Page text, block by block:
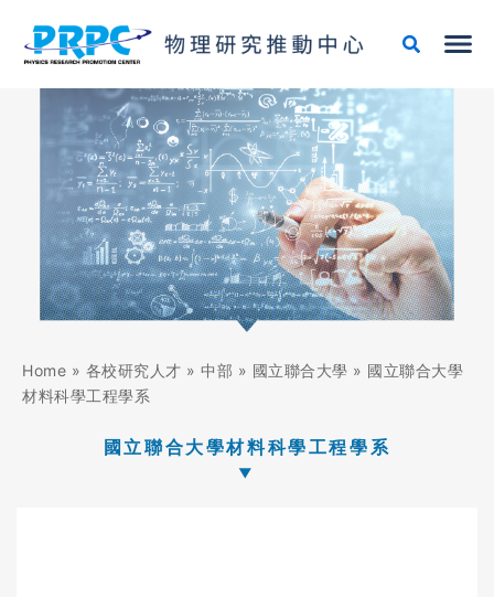
Home » 各校研究人才 » 中部 » 國立聯合大學 » 國立聯合大學
材料科學工程學系
國立聯合大學材料科學工程學系